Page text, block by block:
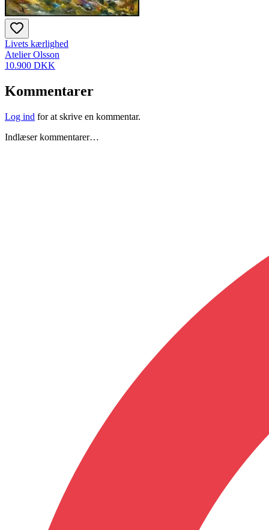
Livets kærlighed
Atelier Olsson
10.900 DKK
Kommentarer
Log ind for at skrive en kommentar.
Indlæser kommentarer…